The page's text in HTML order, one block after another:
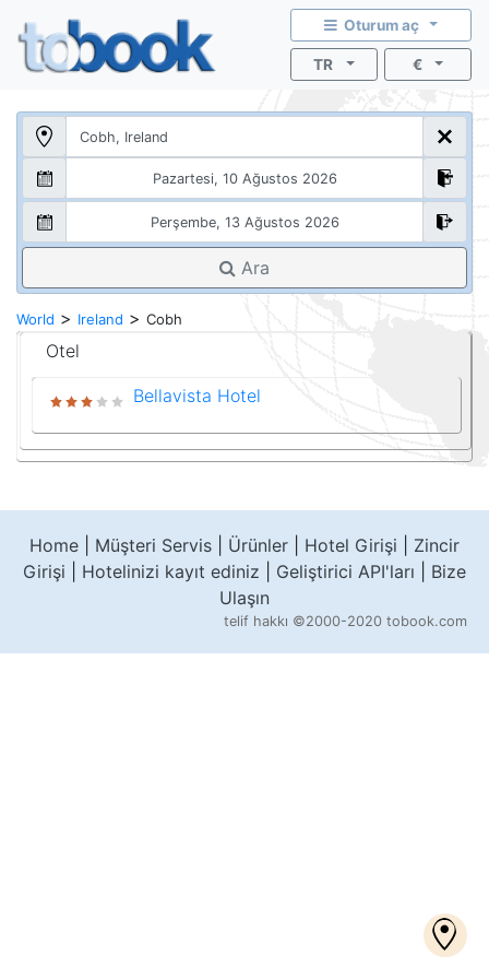
Oturum aç
TR €
Ara
World > Ireland > Cobh
Otel
Bellavista Hotel
Home Müşteri Servis Ürünler Hotel Girişi
Zincir
Girişi
Hotelinizi kayıt ediniz Geliştirici API'ları
Bize
Ulaşın
telif hakkı ©2000-2020 tobook.com